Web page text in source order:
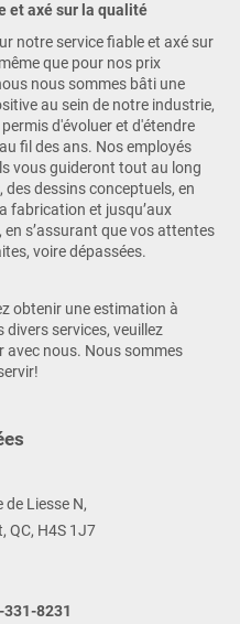
et axé sur la qualité
notre service fiable et axé sur
que pour nos prix
nous sommes bâti une
au sein de notre industrie,
d'évoluer et d'étendre
fil des ans. Nos employés
vous guideront tout au long
des dessins conceptuels, en
fabrication et jusqu’aux
s’assurant que vos attentes
voire dépassées.
obtenir une estimation à
divers services, veuillez
avec nous. Nous sommes
de Liesse N,
QC, H4S 1J7
331-8231